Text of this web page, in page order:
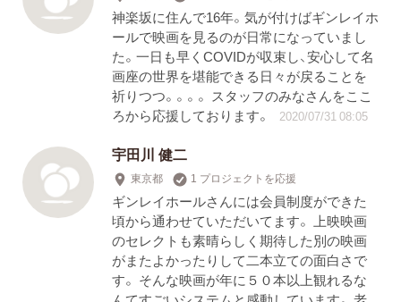
神楽坂に住んで16年。気が付けばギンレイホ
ールで映画を見るのが日常になっていまし
た。一日も早くCOVIDが収束し、安心して名
画座の世界を堪能できる日々が戻ることを
祈りつつ。。。。 スタッフのみなさんをここ
ろから応援しております。
2020/07/31 08:05
宇田川 健二
東京都 1 プロジェクトを応援
ギンレイホールさんには会員制度ができた
頃から通わせていただいてます。 上映映画
のセレクトも素晴らしく期待した別の映画
がまたよかったりして二本立ての面白さで
す。 そんな映画が年に５０本以上観れるな